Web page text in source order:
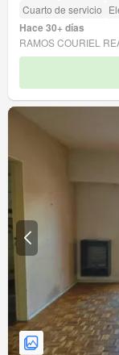
Cuarto de servicio
Hace 30+ días
RAMOS COURIEL